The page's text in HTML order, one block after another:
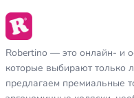
Robertino — это онлайн- и
которые выбирают только
предлагаем премиальные